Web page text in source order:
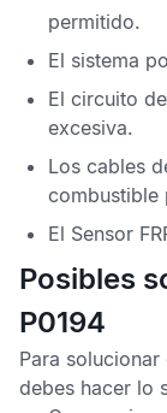
permitido.
El sistema
El circuito
excesiva.
Los cables
combustible
El Sensor
Posibles
P0194
Para solucionar
debes hacer lo